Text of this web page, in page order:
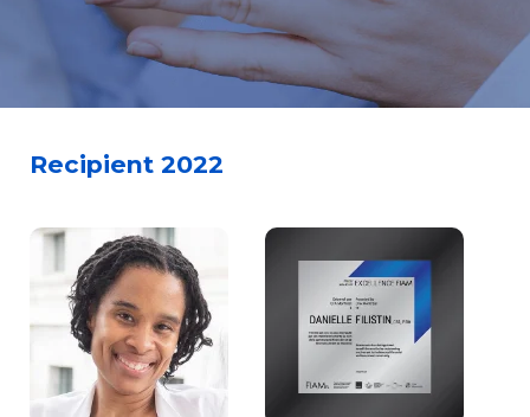
Recipient 2022